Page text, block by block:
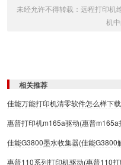
未经允许不得转载： 远程打印机
机
相关推荐
佳能万能打印机清零软件怎么样下载
惠普打印机m165a驱动(惠普m165a
佳能G3800墨水收集器(佳能G3800
惠普110系列打印机驱动(惠普110